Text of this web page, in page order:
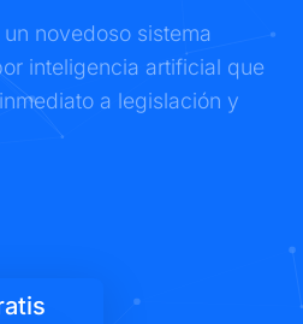
novedoso sistema
inteligencia artificial que
a legislación y